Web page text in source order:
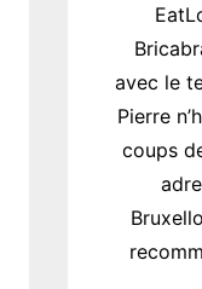
avec le
Pierre
coups